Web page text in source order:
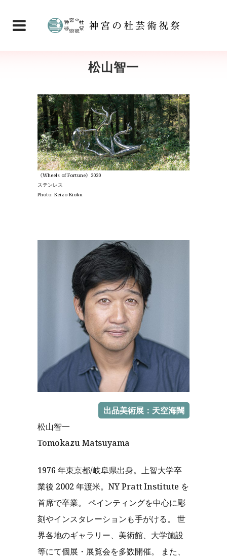
松山智一
《Wheels of Fortune》2020
ステンレス
Photo: Keizo Kioku
出品美術展：天空海闊
松山智一
Tomokazu Matsuyama
1976 年東京都/岐阜県出身。上智大学卒
業後 2002 年渡米。NY Pratt Institute を
首席で卒業。 ペインティングを中心に彫
刻やインスタレーションも手がける。 世
界各地のギャラリー、美術館、大学施設
等にて個展・展覧会を多数開催。 また、